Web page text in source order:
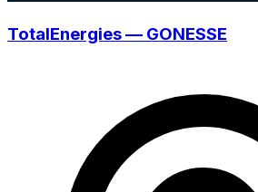
TotalEnergies — GONESSE